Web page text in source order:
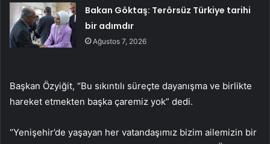
Bakan Göktaş: Terörsüz Türkiye tarihi
bir adımdır
Ağustos 7, 2026
Başkan Özyiğit, “Bu sıkıntılı süreçte dayanışma ve birlikte
hareket etmekten başka çaremiz yok” dedi.
“Yenişehir’de yaşayan her vatandaşımız bizim ailemizin bir